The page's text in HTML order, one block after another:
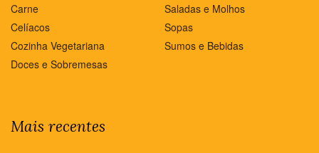
Carne
Celíacos
Cozinha Vegetariana
Doces e Sobremesas
Saladas e Molhos
Sopas
Sumos e Bebidas
Mais recentes